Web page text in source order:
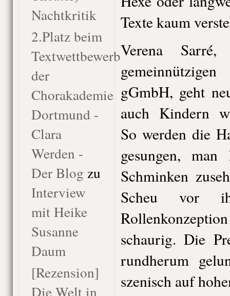
Nachtkritik
2.Platz beim
Textwettbewerb
der
Chorakademie
Dortmund -
Clara
Werden -
Der Blog zu
Interview
mit Heike
Susanne
Daum
[Rezension]
Die Welt in
Texte kaum
Verena
gGmbH, geht
auch Kindern
So werden die
gesungen,
Schminken
Scheu vor
schaurig. Die
rundherum
szenisch auf